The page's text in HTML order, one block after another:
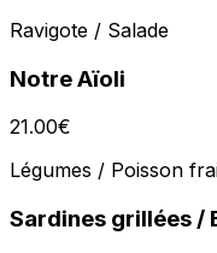
Ravigote / Salade
Notre Aïoli
21.00€
Légumes / Poisson
Sardines grillées /